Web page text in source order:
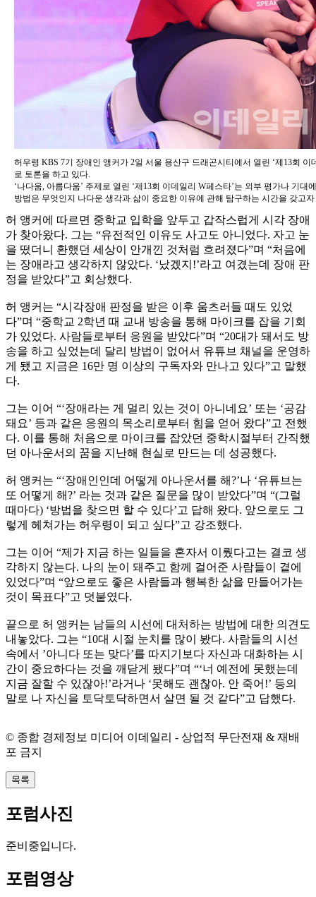
허우령 KBS 7기 장애인 앵커가 2일 서울 용산구 드래곤시티에서 열린 ‘제13회 이
로 토론을 하고 있다.
‘나다움, 아름다움’ 주제로 열린 ‘제13회 이데일리 W페스타’는 외부 평가나 기
방법은 무엇인지 나다운 생각과 삶이 중요한 이유에 관해 탐구하는 시간을 갖고
허 앵커에 따르면 중학교 입학을 앞두고 갑작스럽게 시각 장애
가 찾아왔다. 그는 “유전적인 이유도 사고도 아니었다. 자고 눈
을 떴더니 환했던 세상이 안개낀 것처럼 흐려졌다”며 “처음에
는 장애라고 생각하지 않았다. ‘났겠지!’라고 여겼는데 장애 판
정을 받았다”고 회상했다.
허 앵커는 “시각장애 판정을 받은 이후 움츠러들 때도 있었
다”며 “중학교 2학년 때 교내 방송을 통해 마이크를 잡을 기회
가 있었다. 사람들로부터 응원을 받았다”며 “20대가 돼서도 방
송을 하고 싶었는데 달리 방법이 없어서 유튜브 채널을 운영하
게 됐고 지금은 16만 명 이상의 구독자와 만나고 있다”고 말했
다.
그는 이어 “‘장애라는 게 멀리 있는 것이 아니네요’ 또는 ‘공감
돼요’ 등과 같은 응원의 목소리로부터 힘을 얻어 왔다”고 전했
다. 이를 통해 처음으로 마이크를 잡았던 중학시절부터 간직했
던 아나운서의 꿈을 지난해 현실로 만드는 데 성공했다.
허 앵커는 “‘장애인인데 어떻게 아나운서를 해?’나 ‘유튜브는
또 어떻게 해?’ 라는 것과 같은 질문을 많이 받았다”며 “(그럴
때마다) ‘방법을 찾으면 할 수 있다’고 답해 왔다. 앞으로도 그
렇게 헤쳐가는 허우령이 되고 싶다”고 강조했다.
그는 이어 “제가 지금 하는 일들을 혼자서 이뤘다고는 결코 생
각하지 않는다. 나의 눈이 돼주고 함께 걸어준 사람들이 곁에
있었다”며 “앞으로도 좋은 사람들과 행복한 삶을 만들어가는
것이 목표다”고 덧붙였다.
끝으로 허 앵커는 남들의 시선에 대처하는 방법에 대한 의견도
내놓았다. 그는 “10대 시절 눈치를 많이 봤다. 사람들의 시선
속에서 ’아니다 또는 맞다’를 따지기보다 자신과 대화하는 시
간이 중요하다는 것을 깨닫게 됐다”며 “‘너 예전에 못했는데
지금 잘할 수 있잖아!’라거나 ‘못해도 괜찮아. 안 죽어!’ 등의
말로 나 자신을 토닥토닥하면서 살면 될 것 같다”고 답했다.
© 종합 경제정보 미디어 이데일리 - 상업적 무단전재 & 재배
포 금지
목록
포럼사진
준비중입니다.
포럼영상